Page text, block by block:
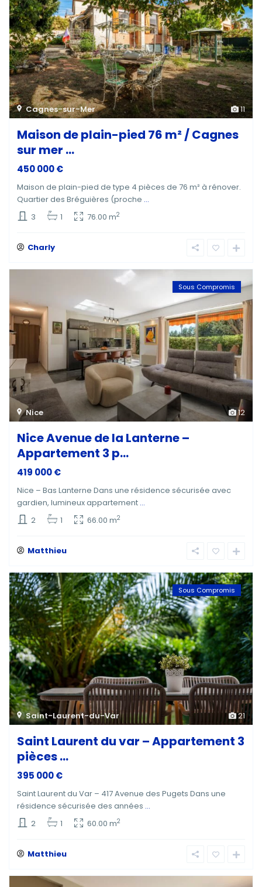
11
Cagnes-sur-Mer
Maison de plain-pied 76 m² / Cagnes
sur mer ...
450 000 €
Maison de plain-pied de type 4 pièces de 76 m² à rénover.
Quartier des Bréguières (proche ...
3
1 76.00 m2
Charly
12
Nice
Sous Compromis
Nice Avenue de la Lanterne –
Appartement 3 p...
419 000 €
Nice – Bas Lanterne Dans une résidence sécurisée avec
gardien, lumineux appartement ...
2
1 66.00 m2
Matthieu
21
Saint-Laurent-du-Var
Sous Compromis
Saint Laurent du var – Appartement 3
pièces ...
395 000 €
Saint Laurent du Var – 417 Avenue des Pugets Dans une
résidence sécurisée des années ...
2
1 60.00 m2
Matthieu